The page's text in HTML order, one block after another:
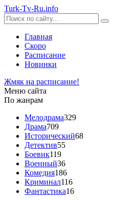
Turk-Tv-Ru.info
Главная
Скоро
Расписание
Новинки
Жмяк на расписание!
Меню сайта
По жанрам
Мелодрама329
Драма709
Исторический68
Детектив55
Боевик119
Военный36
Комедия186
Криминал116
Фантастика16